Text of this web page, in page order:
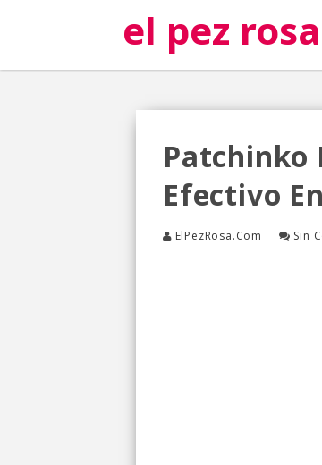
el pez rosa
Patchinko
Efectivo
ElPezRosa.com Sin